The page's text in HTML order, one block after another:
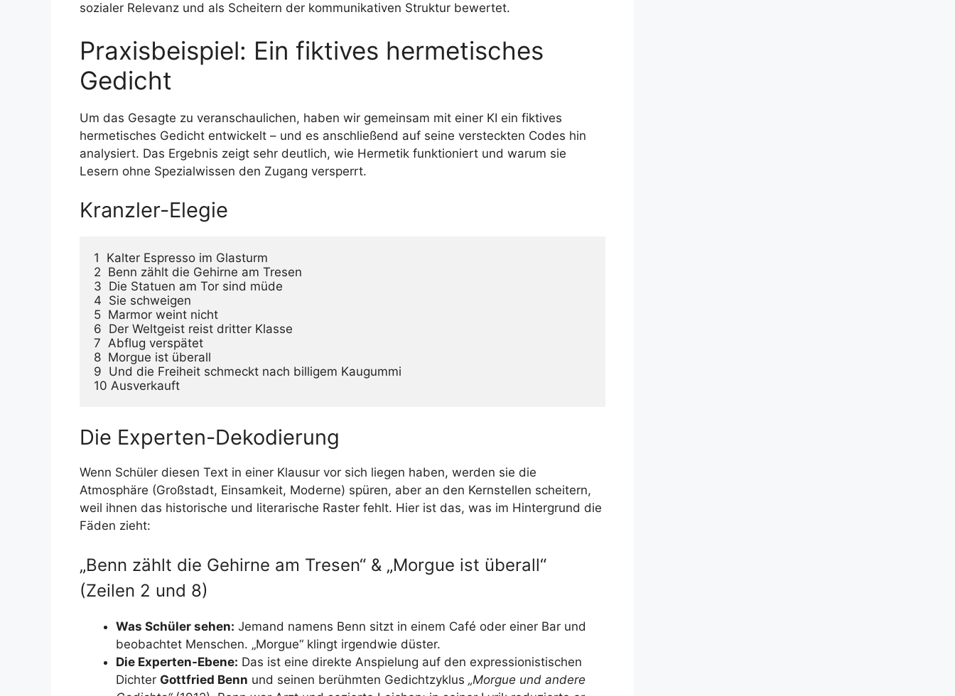
sozialer Relevanz und als Scheitern der kommunikativen Struktur bewertet.
Praxisbeispiel: Ein fiktives hermetisches
Gedicht
Um das Gesagte zu veranschaulichen, haben wir gemeinsam mit einer KI ein fiktives
hermetisches Gedicht entwickelt – und es anschließend auf seine versteckten Codes hin
analysiert. Das Ergebnis zeigt sehr deutlich, wie Hermetik funktioniert und warum sie
Lesern ohne Spezialwissen den Zugang versperrt.
Kranzler-Elegie
1  Kalter Espresso im Glasturm
2  Benn zählt die Gehirne am Tresen
3  Die Statuen am Tor sind müde
4  Sie schweigen
5  Marmor weint nicht
6  Der Weltgeist reist dritter Klasse
7  Abflug verspätet
8  Morgue ist überall
9  Und die Freiheit schmeckt nach billigem Kaugummi
10 Ausverkauft
Die Experten-Dekodierung
Wenn Schüler diesen Text in einer Klausur vor sich liegen haben, werden sie die
Atmosphäre (Großstadt, Einsamkeit, Moderne) spüren, aber an den Kernstellen scheitern,
weil ihnen das historische und literarische Raster fehlt. Hier ist das, was im Hintergrund die
Fäden zieht:
„Benn zählt die Gehirne am Tresen“ & „Morgue ist überall“
(Zeilen 2 und 8)
Was Schüler sehen: Jemand namens Benn sitzt in einem Café oder einer Bar und
beobachtet Menschen. „Morgue“ klingt irgendwie düster.
Die Experten-Ebene: Das ist eine direkte Anspielung auf den expressionistischen
Dichter Gottfried Benn und seinen berühmten Gedichtzyklus „Morgue und andere